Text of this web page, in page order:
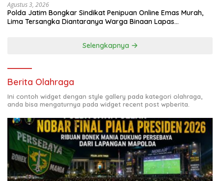
Agustus 3, 2026
Polda Jatim Bongkar Sindikat Penipuan Online Emas Murah,
Lima Tersangka Diantaranya Warga Binaan Lapas
Selengkapnya
Berita Olahraga
Ini contoh widget dengan style gallery pada kategori olahraga,
anda bisa mengaturnya pada widget recent post wpberita.